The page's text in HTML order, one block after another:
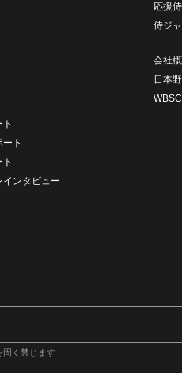
ト
インタビュー
応援
侍ジ
会社
日本
固く禁じます